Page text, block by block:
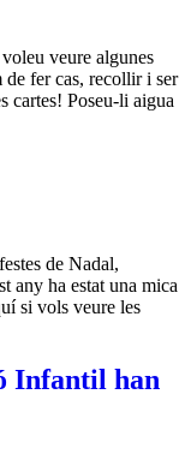
veure algunes
fer cas, recollir i ser
cartes! Poseu-li aigua
de Nadal,
any ha estat una mica
si vols veure les
Infantil han